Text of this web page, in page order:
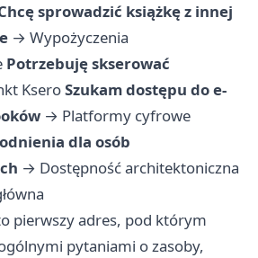
sprowadzić książkę z innej
→ Wypożyczenia
Potrzebuję skserować
KseroSzukam dostępu do e-
→ Platformy cyfrowe
dla osób
→ Dostępność architektoniczna
pierwszy adres, pod którym
pytaniami o zasoby,